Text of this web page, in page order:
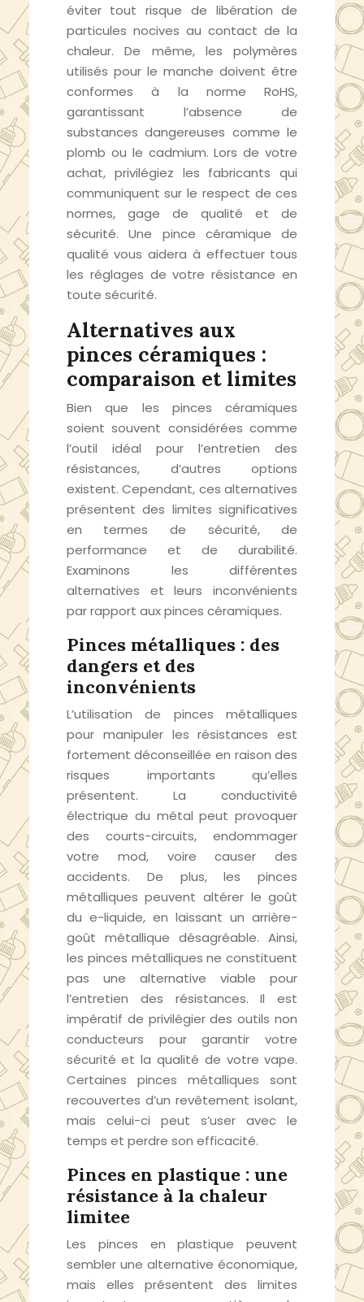
éviter tout risque de libération de
particules nocives au contact de la
chaleur. De même, les polymères
utilisés pour le manche doivent être
conformes à la norme RoHS,
garantissant l’absence de
substances dangereuses comme le
plomb ou le cadmium. Lors de votre
achat, privilégiez les fabricants qui
communiquent sur le respect de ces
normes, gage de qualité et de
sécurité. Une pince céramique de
qualité vous aidera à effectuer tous
les réglages de votre résistance en
toute sécurité.
Alternatives aux
pinces céramiques :
comparaison et limites
Bien que les pinces céramiques
soient souvent considérées comme
l’outil idéal pour l’entretien des
résistances, d’autres options
existent. Cependant, ces alternatives
présentent des limites significatives
en termes de sécurité, de
performance et de durabilité.
Examinons les différentes
alternatives et leurs inconvénients
par rapport aux pinces céramiques.
Pinces métalliques : des
dangers et des
inconvénients
L’utilisation de pinces métalliques
pour manipuler les résistances est
fortement déconseillée en raison des
risques importants qu’elles
présentent. La conductivité
électrique du métal peut provoquer
des courts-circuits, endommager
votre mod, voire causer des
accidents. De plus, les pinces
métalliques peuvent altérer le goût
du e-liquide, en laissant un arrière-
goût métallique désagréable. Ainsi,
les pinces métalliques ne constituent
pas une alternative viable pour
l’entretien des résistances. Il est
impératif de privilégier des outils non
conducteurs pour garantir votre
sécurité et la qualité de votre vape.
Certaines pinces métalliques sont
recouvertes d’un revêtement isolant,
mais celui-ci peut s’user avec le
temps et perdre son efficacité.
Pinces en plastique : une
résistance à la chaleur
limitee
Les pinces en plastique peuvent
sembler une alternative économique,
mais elles présentent des limites